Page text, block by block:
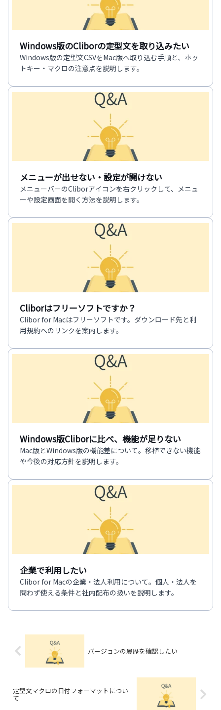
Windows版のCliborの定型文を取り込みたい
Windows版の定型文CSVをMac版へ取り込む手順と、ホッ
トキー・マクロの注意点を説明します。
メニューが出せない・設定が開けない
メニューバーのCliborアイコンを右クリックして、メニュ
ーや設定画面を開く方法を説明します。
Cliborはフリーソフトですか？
Clibor for Macはフリーソフトです。ダウンロード先と利
用規約へのリンクを案内します。
Windows版Cliborに比べ、機能が足りない
Mac版とWindows版の機能差について。移植できない機能
や今後の対応方針を説明します。
企業で利用したい
Clibor for Macの企業・法人利用について。個人・法人を
問わず使える条件と社内配布の扱いを説明します。
バージョンの履歴を確認したい
定型文マクロの日付フォーマットについ
て